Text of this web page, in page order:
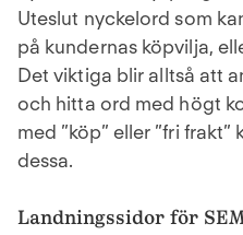
Uteslut nyckelord som
på kundernas köpvilja,
Det viktiga blir alltså att
och hitta ord med högt
med ”köp” eller ”fri
dessa.
Landningssidor för